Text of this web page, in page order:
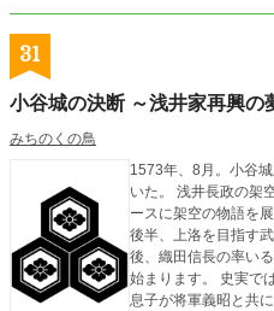
31
小谷城の決断 ～浅井家再興の
みちのくの鳥
1573年、8月。小谷
いた。 浅井長政の架空の息子が主人公で、史実の出来事をベ
ースに架空の物語を展開させて
後半、上洛を目指す
後、織田信長の率い
始まります。 史実では浅井長政は自害しますが、もし長政と
息子が将軍義昭と共